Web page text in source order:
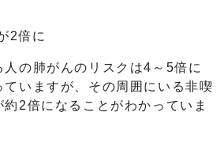
2倍に
の肺がんのリスクは4～5倍に
いますが、その周囲にいる非喫
2倍になることがわかっていま